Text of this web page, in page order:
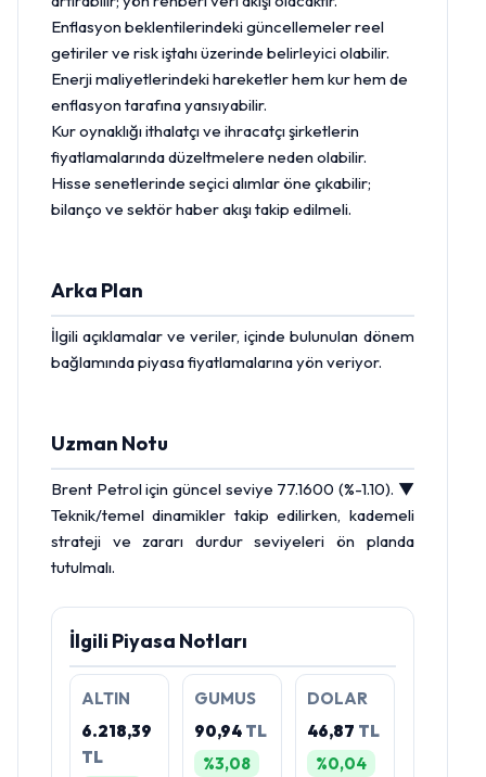
Enflasyon beklentilerindeki güncellemeler reel
getiriler ve risk iştahı üzerinde belirleyici olabilir.
Enerji maliyetlerindeki hareketler hem kur hem de
enflasyon tarafına yansıyabilir.
Kur oynaklığı ithalatçı ve ihracatçı şirketlerin
fiyatlamalarında düzeltmelere neden olabilir.
Hisse senetlerinde seçici alımlar öne çıkabilir;
bilanço ve sektör haber akışı takip edilmeli.
Arka Plan
İlgili açıklamalar ve veriler, içinde bulunulan dönem
bağlamında piyasa fiyatlamalarına yön veriyor.
Uzman Notu
Brent Petroliçin güncel seviye 77.1600 (%-1.10). ▼
Teknik/temel dinamikler takip edilirken, kademeli
strateji ve zararı durdur seviyeleri ön planda
tutulmalı.
İlgili Piyasa Notları
ALTIN
6.218,39
TL
GUMUS
90,94 TL
%3,08
DOLAR
46,87 TL
%0,04